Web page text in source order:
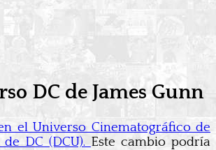
DC de James Gunn
el Universo Cinematográfico de
DC (DCU). Este cambio podría